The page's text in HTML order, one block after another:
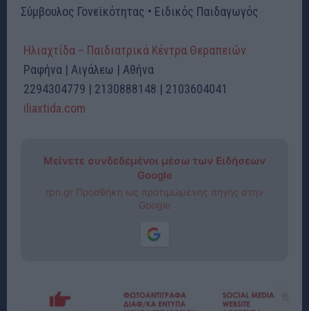
Σύμβουλος Γονεϊκότητας • Ειδικός Παιδαγωγός
Ηλιαχτίδα – Παιδιατρικά Κέντρα Θεραπειών
Ραφήνα | Αιγάλεω | Αθήνα
2294304779 | 2130888148 | 2103604041
iliaxtida.com
Μείνετε συνδεδεμένοι μέσω των Ειδήσεων
Google
rpn.gr Προσθήκη ως προτιμώμενης πηγής στην
Google